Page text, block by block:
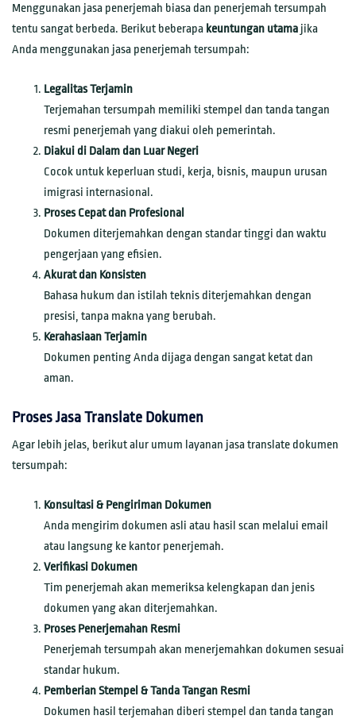
Menggunakan jasa penerjemah biasa dan penerjemah tersumpah
tentu sangat berbeda. Berikut beberapa keuntungan utama jika
Anda menggunakan jasa penerjemah tersumpah:
Legalitas Terjamin
Terjemahan tersumpah memiliki stempel dan tanda tangan
resmi penerjemah yang diakui oleh pemerintah.
Diakui di Dalam dan Luar Negeri
Cocok untuk keperluan studi, kerja, bisnis, maupun urusan
imigrasi internasional.
Proses Cepat dan Profesional
Dokumen diterjemahkan dengan standar tinggi dan waktu
pengerjaan yang efisien.
Akurat dan Konsisten
Bahasa hukum dan istilah teknis diterjemahkan dengan
presisi, tanpa makna yang berubah.
Kerahasiaan Terjamin
Dokumen penting Anda dijaga dengan sangat ketat dan
aman.
Proses Jasa Translate Dokumen
Agar lebih jelas, berikut alur umum layanan jasa translate dokumen
tersumpah:
Konsultasi & Pengiriman Dokumen
Anda mengirim dokumen asli atau hasil scan melalui email
atau langsung ke kantor penerjemah.
Verifikasi Dokumen
Tim penerjemah akan memeriksa kelengkapan dan jenis
dokumen yang akan diterjemahkan.
Proses Penerjemahan Resmi
Penerjemah tersumpah akan menerjemahkan dokumen sesuai
standar hukum.
Pemberian Stempel & Tanda Tangan Resmi
Dokumen hasil terjemahan diberi stempel dan tanda tangan